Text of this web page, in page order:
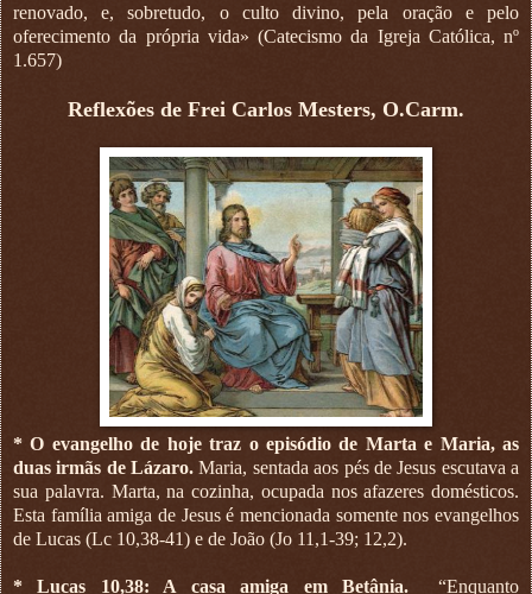
renovado, e, sobretudo, o culto divino, pela oração e pelo
oferecimento da própria vida» (Catecismo da Igreja Católica, nº
1.657)
Reflexões de Frei Carlos Mesters, O.Carm.
* O evangelho de hoje traz o episódio de Marta e Maria, as
duas irmãs de Lázaro. Maria, sentada aos pés de Jesus escutava a
sua palavra. Marta, na cozinha, ocupada nos afazeres domésticos.
Esta família amiga de Jesus é mencionada somente nos evangelhos
de Lucas (Lc 10,38-41) e de João (Jo 11,1-39; 12,2).
* Lucas 10,38: A casa amiga em Betânia.
“Enquanto